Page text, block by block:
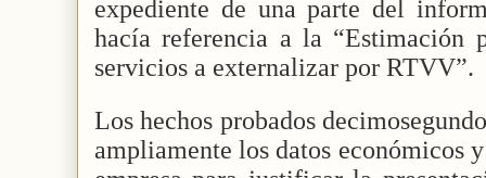
expediente de una parte del
hacía referencia a la “Estimación
servicios a externalizar por RTVV”.
Los hechos probados
ampliamente los datos económicos